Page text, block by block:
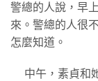
警總的人說，早
來。警總的人很
怎麼知道。
中午，素貞和